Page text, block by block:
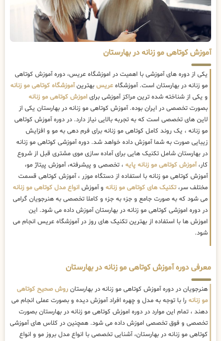
آموزش کوتاهی مو زنانه در بهارستان
یکی از دوره های آموزشی با اهمیت در اموزشگاه عریس، دوره آموزش کوتاهی
مو زنانه در بهارستان است. آموزشگاه عریس بهترینآموزشگاه کوتاهی مو زنانه
و یکی از شناخته شده ترین مراکز آموزشی برای اموزش کوتاهی مو زنانه
بصورت تخصصی در ایران بوده. آموزش کوتاهی مو زنانه در بهارستان یکی از
لاین های تخصصی است که به تجربه بالایی نیاز دارد. در دوره آموزش کوتاهی
مو زنانه ، یک روند کامل کوتاهی مو زنانه برای فرم دهی به مو و افزایش
زیبایی صورت به شما آموزش داده خواهد شد. دوره آموزشی کوتاهی مو زنانه
در بهارستان شامل تکنیک هایی برای آماده سازی موی مشتری قبل از شروع
کار،آموزش کوتاهی مو زنانه پایه ، تخصصی و پیشرفته، آموزش پیتاژ مو،
آموزش کوتاهی مو زنانه با استفاده از دستگاه موزر ، آموزش کوتاهی قسمت
مختلف سر،تکنیک های کوتاهی مو زنانه و آموزش انواع مدل کوتاهی مو زنانه
می شود که به صورت جامع و جزء به جزء و کاملا تخصصی به هنرجویان گرامی
در دوره اموزشی کوتاهی مو زنانه در بهارستان آموزش داده می شود. این
اموزش ها با استفاده از بهترین تکنیک های روز در آموزشگاه عریس انجام می
شود.
معرفی دوره آموزش کوتاهی مو زنانه در بهارستان
هنرجویان در دوره آموزش کوتاهی مو زنانه در بهارستان روش صحیح کوتاهی
مو زنانه را با توجه به مدل و چهره افراد آموزش دیده و بصورت عملی انجام می
دهند ، تمام این موارد در دوره اموزش کوتاهی مو زنانه در بهارستان بصورت
تخصصی و فوق تخصصی اموزش داده می شود. همچنین در کلاس های آموزشی
کوتاهی مو زنانه در بهارستان، آشنایی تخصصی با انواع مدل بروز مو و انواع